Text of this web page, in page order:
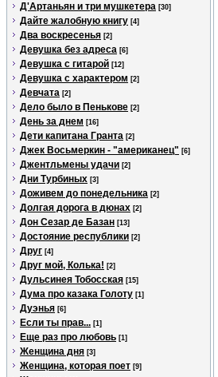
Д'Артаньян и три мушкетера [30]
Дайте жалобную книгу [4]
Два воскресенья [2]
Девушка без адреса [6]
Девушка с гитарой [12]
Девушка с характером [2]
Девчата [2]
Дело было в Пенькове [2]
День за днем [16]
Дети капитана Гранта [2]
Джек Восьмеркин - "американец" [6]
Джентльмены удачи [2]
Дни Турбиных [3]
Доживем до понедельника [2]
Долгая дорога в дюнах [2]
Дон Сезар де Базан [13]
Достояние республики [2]
Друг [4]
Друг мой, Колька! [2]
Дульсинея Тобосская [15]
Дума про казака Голоту [1]
Дуэнья [6]
Если ты прав... [1]
Еще раз про любовь [1]
Женщина дня [3]
Женщина, которая поет [9]